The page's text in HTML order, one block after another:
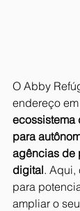
O Abby
endereço
ecossistema
para
agências de
digital. Aqui,
para
ampliar o